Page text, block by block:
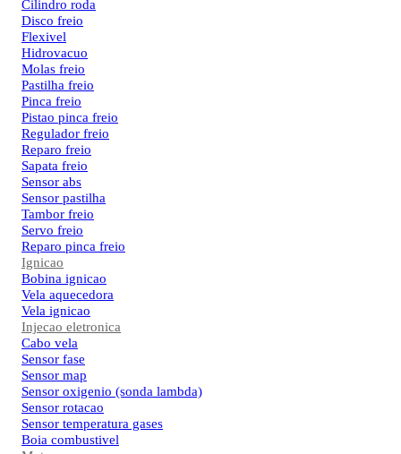
Cilindro roda
Disco freio
Flexivel
Hidrovacuo
Molas freio
Pastilha freio
Pinca freio
Pistao pinca freio
Regulador freio
Reparo freio
Sapata freio
Sensor abs
Sensor pastilha
Tambor freio
Servo freio
Reparo pinca freio
Ignicao
Bobina ignicao
Vela aquecedora
Vela ignicao
Injecao eletronica
Cabo vela
Sensor fase
Sensor map
Sensor oxigenio (sonda lambda)
Sensor rotacao
Sensor temperatura gases
Boia combustivel